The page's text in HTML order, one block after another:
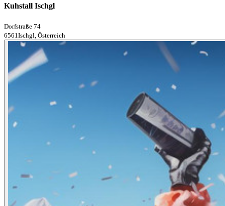
Kuhstall Ischgl
Dorfstraße 74
6561Ischgl, Österreich